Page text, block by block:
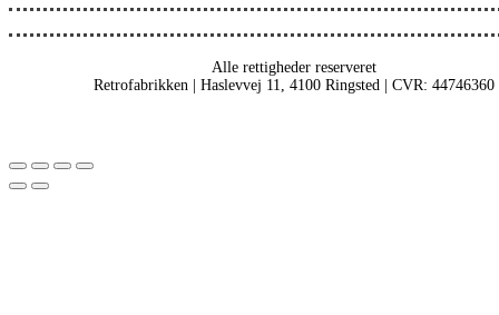
Alle rettigheder reserveret
Retrofabrikken | Haslevvej 11, 4100 Ringsted | CVR: 44746360